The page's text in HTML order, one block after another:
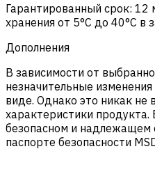
Гарантированный срок: 12
хранения от 5°C до 40°C в
Дополнения
В зависимости от
незначительные
виде. Однако это никак не
характеристики
безопасном и
паспорте безопасности